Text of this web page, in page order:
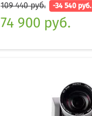
109 440 руб. -34 540 руб.
74 900 руб.